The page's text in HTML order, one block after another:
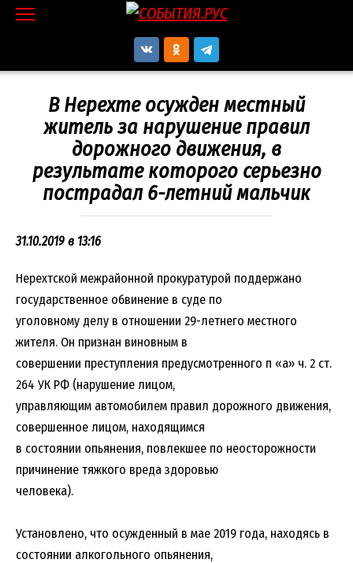
Перейти
В Нерехте осужден местный
житель за нарушение правил
дорожного движения, в
результате которого серьезно
пострадал 6-летний мальчик
31.10.2019 в 13:16
Нерехтской межрайонной прокуратурой поддержано
государственное обвинение в суде по
уголовному делу в отношении 29-летнего местного
жителя. Он признан виновным в
совершении преступления предусмотренного п «а» ч. 2 ст.
264 УК РФ (нарушение лицом,
управляющим автомобилем правил дорожного движения,
совершенное лицом, находящимся
в состоянии опьянения, повлекшее по неосторожности
причинение тяжкого вреда здоровью
человека).
Установлено, что осужденный в мае 2019 года, находясь в
состоянии алкогольного опьянения,